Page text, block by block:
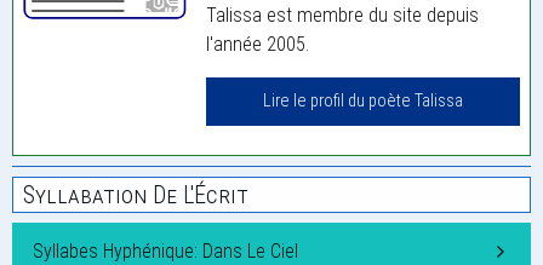
Talissa est membre du site depuis
l'année 2005.
Lire le profil du poète Talissa
Syllabation De L'Écrit
Syllabes Hyphénique: Dans Le Ciel